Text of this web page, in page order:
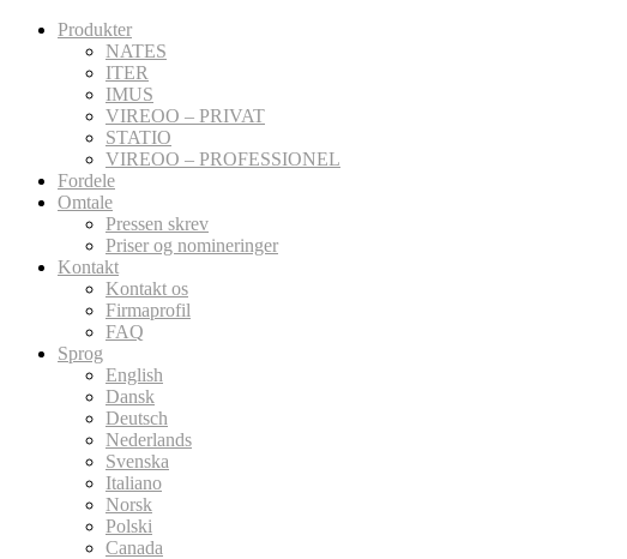
Produkter
NATES
ITER
IMUS
VIREOO – PRIVAT
STATIO
VIREOO – PROFESSIONEL
Fordele
Omtale
Pressen skrev
Priser og nomineringer
Kontakt
Kontakt os
Firmaprofil
FAQ
Sprog
English
Dansk
Deutsch
Nederlands
Svenska
Italiano
Norsk
Polski
Canada